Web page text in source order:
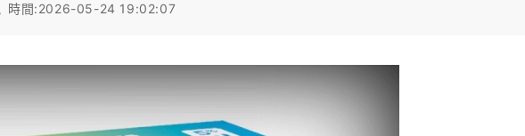
時間:2026-05-24 19:02:07